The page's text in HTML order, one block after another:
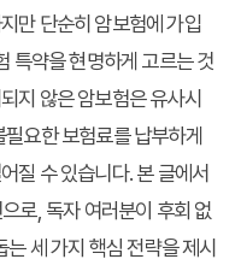
만 단순히 암보험에 가입
특약을현명하게 고르는것
지 않은 암보험은 유사시
요한 보험료를 납부하게
질 수 있습니다. 본 글에서
로, 독자 여러분이 후회 없
세 가지 핵심 전략을 제시